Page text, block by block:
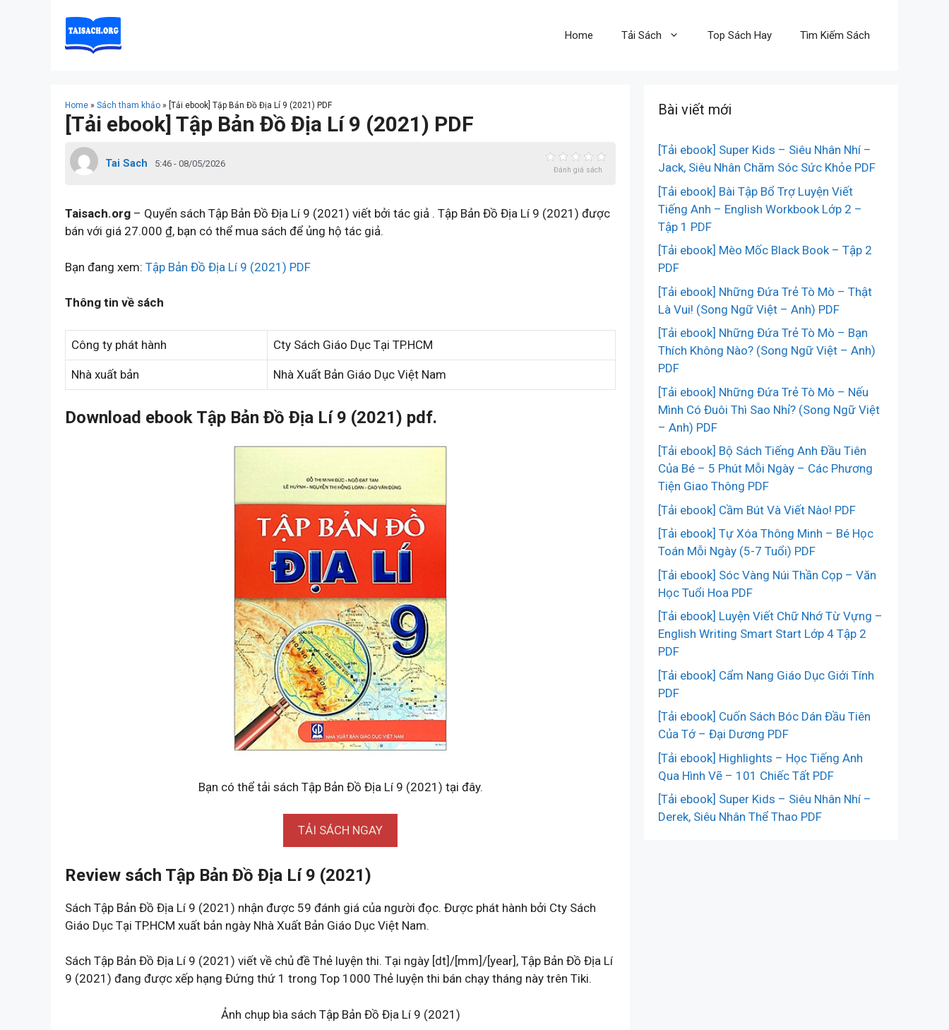
Home Tải Sách Top Sách Hay Tìm Kiếm Sách
Home » Sách tham khảo » [Tải ebook] Tập Bản Đồ Địa Lí 9 (2021) PDF
[Tải ebook] Tập Bản Đồ Địa Lí 9 (2021) PDF
Tai Sach 5:46 - 08/05/2026
Đánh giá sách
Taisach.org – Quyển sách Tập Bản Đồ Địa Lí 9 (2021) viết bởi tác giả . Tập Bản Đồ Địa Lí 9 (2021) được
bán với giá 27.000 ₫, bạn có thể mua sách để ủng hộ tác giả.
Bạn đang xem: Tập Bản Đồ Địa Lí 9 (2021) PDF
Thông tin về sách
Công ty phát hành Cty Sách Giáo Dục Tại TP.HCM
Nhà xuất bản Nhà Xuất Bản Giáo Dục Việt Nam
Download ebook Tập Bản Đồ Địa Lí 9 (2021) pdf.
Bạn có thể tải sách Tập Bản Đồ Địa Lí 9 (2021) tại đây.
TẢI SÁCH NGAY
Review sách Tập Bản Đồ Địa Lí 9 (2021)
Sách Tập Bản Đồ Địa Lí 9 (2021) nhận được 59 đánh giá của người đọc. Được phát hành bởi Cty Sách
Giáo Dục Tại TP.HCM xuất bản ngày Nhà Xuất Bản Giáo Dục Việt Nam.
Sách Tập Bản Đồ Địa Lí 9 (2021) viết về chủ đề Thẻ luyện thi. Tại ngày [dt]/[mm]/[year], Tập Bản Đồ Địa Lí
9 (2021) đang được xếp hạng Đứng thứ 1 trong Top 1000 Thẻ luyện thi bán chạy tháng này trên Tiki.
Ảnh chụp bìa sách Tập Bản Đồ Địa Lí 9 (2021)
Bài viết mới
[Tải ebook] Super Kids – Siêu Nhân Nhí –
Jack, Siêu Nhân Chăm Sóc Sức Khỏe PDF
[Tải ebook] Bài Tập Bổ Trợ Luyện Viết
Tiếng Anh – English Workbook Lớp 2 –
Tập 1 PDF
[Tải ebook] Mèo Mốc Black Book – Tập 2
PDF
[Tải ebook] Những Đứa Trẻ Tò Mò – Thật
Là Vui! (Song Ngữ Việt – Anh) PDF
[Tải ebook] Những Đứa Trẻ Tò Mò – Bạn
Thích Không Nào? (Song Ngữ Việt – Anh)
PDF
[Tải ebook] Những Đứa Trẻ Tò Mò – Nếu
Mình Có Đuôi Thì Sao Nhỉ? (Song Ngữ Việt
– Anh) PDF
[Tải ebook] Bộ Sách Tiếng Anh Đầu Tiên
Của Bé – 5 Phút Mỗi Ngày – Các Phương
Tiện Giao Thông PDF
[Tải ebook] Cầm Bút Và Viết Nào! PDF
[Tải ebook] Tự Xóa Thông Minh – Bé Học
Toán Mỗi Ngày (5-7 Tuổi) PDF
[Tải ebook] Sóc Vàng Núi Thần Cọp – Văn
Học Tuổi Hoa PDF
[Tải ebook] Luyện Viết Chữ Nhớ Từ Vựng –
English Writing Smart Start Lớp 4 Tập 2
PDF
[Tải ebook] Cẩm Nang Giáo Dục Giới Tính
PDF
[Tải ebook] Cuốn Sách Bóc Dán Đầu Tiên
Của Tớ – Đại Dương PDF
[Tải ebook] Highlights – Học Tiếng Anh
Qua Hình Vẽ – 101 Chiếc Tất PDF
[Tải ebook] Super Kids – Siêu Nhân Nhí –
Derek, Siêu Nhân Thể Thao PDF